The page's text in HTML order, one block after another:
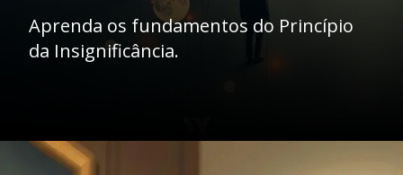
Aprenda os fundamentos do Princípio
da Insignificância.
Opening